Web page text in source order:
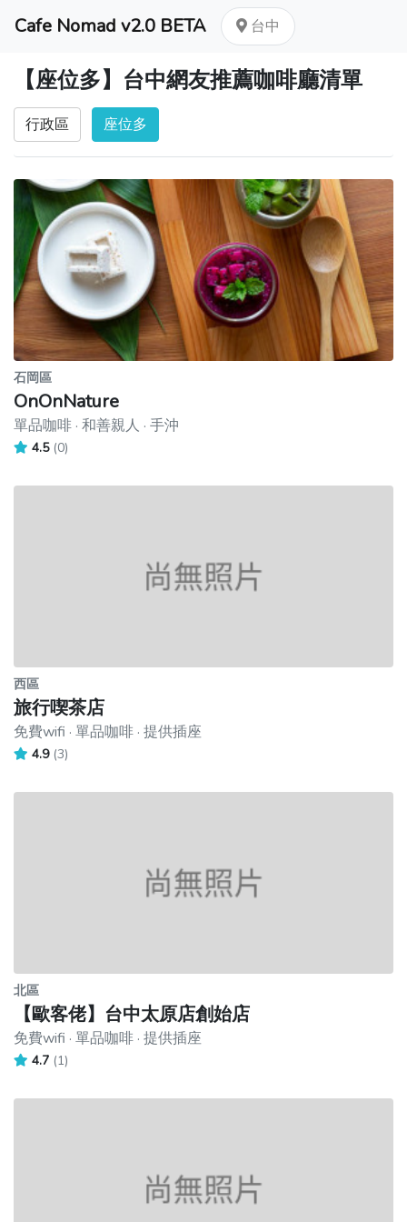
Cafe Nomad v2.0 BETA 台中
【座位多】台中網友推薦咖啡廳清單
行政區 座位多
石岡區
OnOnNature
單品咖啡 · 和善親人 · 手沖
4.5 (0)
西區
旅行喫茶店
免費wifi · 單品咖啡 · 提供插座
4.9 (3)
北區
【歐客佬】台中太原店創始店
免費wifi · 單品咖啡 · 提供插座
4.7 (1)